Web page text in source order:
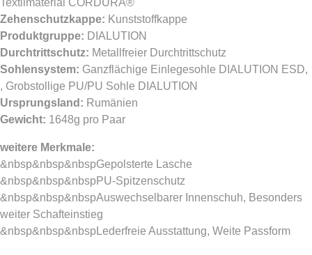
Textilmaterial CORDURA®
Zehenschutzkappe: Kunststoffkappe
Produktgruppe: DIALUTION
Durchtrittschutz: Metallfreier Durchtrittschutz
Sohlensystem: Ganzflächige Einlegesohle DIALUTION ESD,
, Grobstollige PU/PU Sohle DIALUTION
Ursprungsland: Rumänien
Gewicht: 1648g pro Paar
weitere Merkmale:
&nbsp&nbsp&nbspGepolsterte Lasche
&nbsp&nbsp&nbspPU-Spitzenschutz
&nbsp&nbsp&nbspAuswechselbarer Innenschuh, Besonders
weiter Schafteinstieg
&nbsp&nbsp&nbspLederfreie Ausstattung, Weite Passform